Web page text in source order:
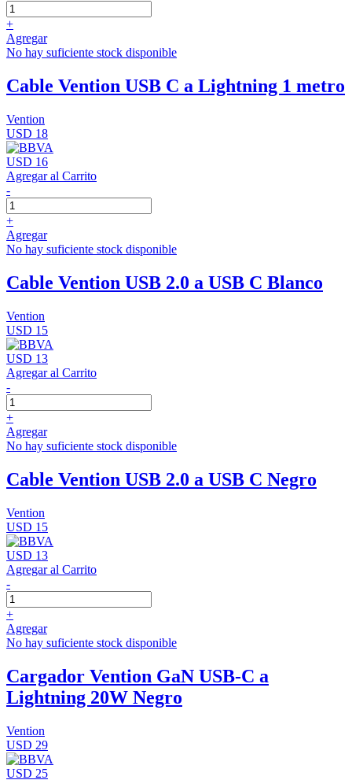
+
Agregar
No hay suficiente stock disponible
Cable Vention USB C a Lightning 1 metro
Vention
USD 18
USD 16
Agregar al Carrito
-
+
Agregar
No hay suficiente stock disponible
Cable Vention USB 2.0 a USB C Blanco
Vention
USD 15
USD 13
Agregar al Carrito
-
+
Agregar
No hay suficiente stock disponible
Cable Vention USB 2.0 a USB C Negro
Vention
USD 15
USD 13
Agregar al Carrito
-
+
Agregar
No hay suficiente stock disponible
Cargador Vention GaN USB-C a
Lightning 20W Negro
Vention
USD 29
USD 25